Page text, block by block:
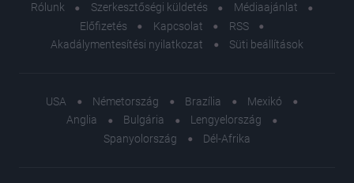
Rólunk
Szerkesztőségi küldetés
Médiaajánlat
Előfizetés
Kapcsolat
RSS
Akadálymentesítési nyilatkozat
Süti beállítások
USA Németország Brazília
Mexikó
Anglia
Bulgária
Lengyelország
Spanyolország
Dél-Afrika